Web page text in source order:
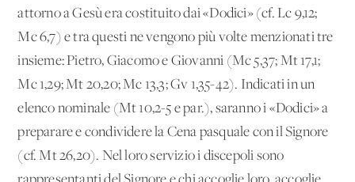
attorno a Gesù era costituito dai «Dodici» (cf. Lc 9,12;
Mc 6,7) e tra questi ne vengono più volte menzionati tre
insieme: Pietro, Giacomo e Giovanni (Mc 5,37; Mt 17,1;
Mc 1,29; Mt 20,20; Mc 13,3; Gv 1,35-42). Indicati in un
elenco nominale (Mt 10,2-5 e par.), saranno i «Dodici» a
preparare e condividere la Cena pasquale con il Signore
(cf. Mt 26,20). Nel loro servizio i discepoli sono